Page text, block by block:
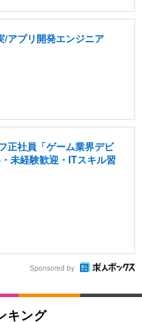
/アプリ開発エンジニア
正社員「ゲーム業界デビ
未経験歓迎・ITスキル習
Sponsored by
キング